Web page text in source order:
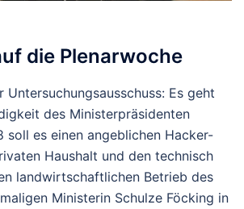
die Plenarwoche
Untersuchungsausschuss: Es geht
des Ministerpräsidenten
soll es einen angeblichen Hacker-
Haushalt und den technisch
landwirtschaftlichen Betrieb des
Ministerin Schulze Föcking in